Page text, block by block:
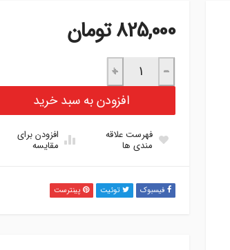
825,000 تومان
بوش طبق پایین نیسان ژاپنی - TE عدد
−
+
افزودن به سبد خرید
فهرست علاقه
مندی ها
افزودن برای
مقایسه
فیسبوک توئیت پینترست